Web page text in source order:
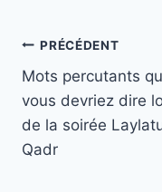
Navigation
de
l’article
PRÉCÉDENT
Mots percutants
vous devriez dire
de la soirée
Qadr